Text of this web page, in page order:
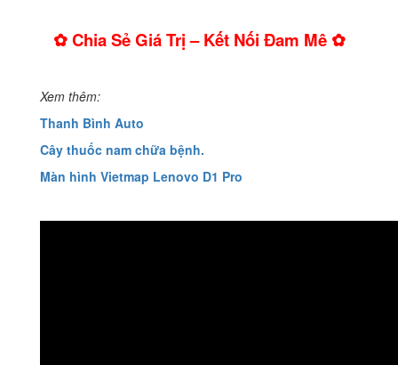
✿ Chia Sẻ Giá Trị – Kết Nối Đam Mê ✿
Xem thêm:
Thanh Bình Auto
Cây thuốc nam chữa bệnh.
Màn hình Vietmap Lenovo D1 Pro